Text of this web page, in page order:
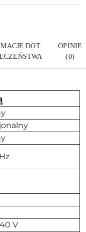
DOT.
OPINIE
(0)
V